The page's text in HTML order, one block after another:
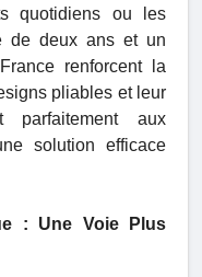
quotidiens ou les
de deux ans et un
renforcent la
pliables et leur
parfaitement aux
solution efficace
: Une Voie Plus